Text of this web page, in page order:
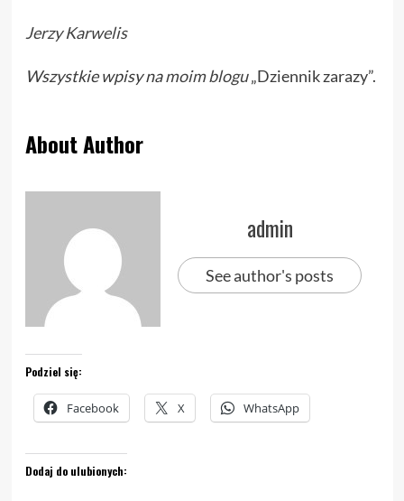
Jerzy Karwelis
Wszystkie wpisy namoim blogu„Dziennik zarazy”.
About Author
admin
See author's posts
Podziel się:
Facebook X WhatsApp
Dodaj do ulubionych: